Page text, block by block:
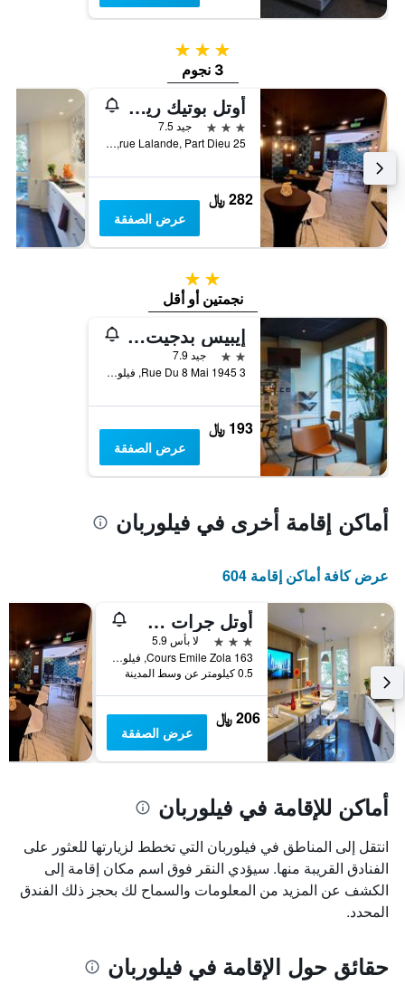
3 نجوم
3 نجوم
أوتل بوتيك ريتشيليو ليون جير بارت ديو
3 نجوم
جيد 7.5
25 rue Lalande, Part Dieu, فيلوربان, Lyon Metropolis, فرنسا
282 ﷼
عرض الصفقة
2 نجمتين
نجمتين أو أقل
إيبيس بدجيت ليون فيلوربان
2 نجمتين
جيد 7.9
3 Rue Du 8 Mai 1945, فيلوربان, Lyon Metropolis, فرنسا
193 ﷼
عرض الصفقة
أماكن إقامة أخرى في فيلوربان
عرض كافة أماكن إقامة 604
أوتل جرات سييل أريانا
3 نجوم
لا بأس 5.9
163 Cours Emile Zola, فيلوربان, Lyon Metropolis, فرنسا
0.5 كيلومتر عن وسط المدينة
206 ﷼
عرض الصفقة
أماكن للإقامة في فيلوربان
انتقل إلى المناطق في فيلوربان التي تخطط لزيارتها للعثور على
الفنادق القريبة منها. سيؤدي النقر فوق اسم مكان إقامة إلى
الكشف عن المزيد من المعلومات والسماح لك بحجز ذلك الفندق
المحدد.
حقائق حول الإقامة في فيلوربان